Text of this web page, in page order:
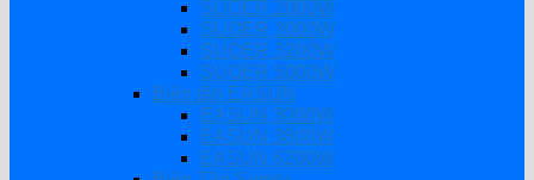
SUOER 2000W
SUOER 3000W
SUOER 3200W
SUOER 5000W
Biến tần EASUN
EASUN 3000W
EASUN 3800W
EASUN 6200W